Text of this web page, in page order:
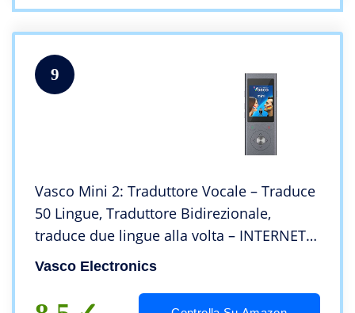
9
Vasco Mini 2: Traduttore Vocale – Traduce
50 Lingue, Traduttore Bidirezionale,
traduce due lingue alla volta – INTERNET
GRATUITO – Funzionamento Facile e
Vasco Electronics